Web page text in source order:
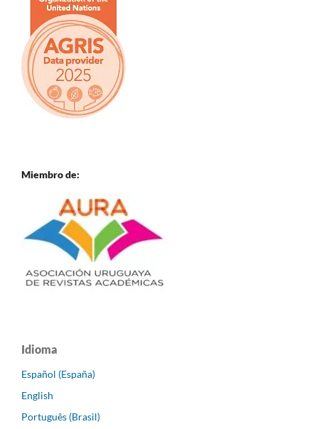
Miembro de:
Idioma
Español (España)
English
Português (Brasil)